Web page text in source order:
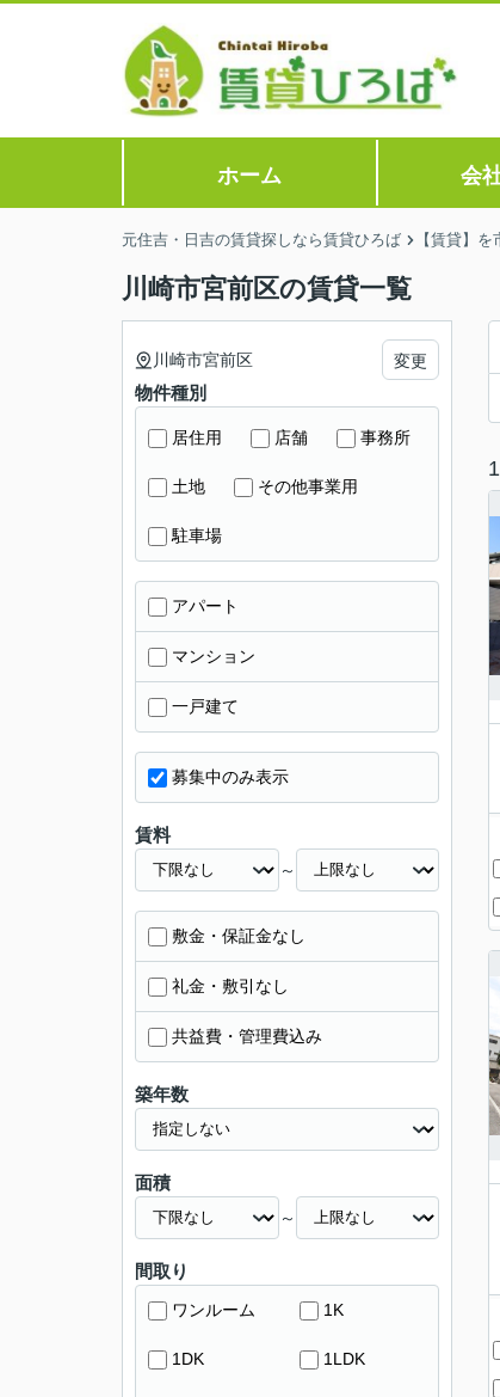
ホーム 会
元住吉・日吉の賃貸探しなら賃貸ひろば 【賃貸】
川崎市宮前区の賃貸一覧
川崎市宮前区 変更
物件種別
居住用 店舗 事務所
土地 その他事業用
駐車場
アパート
マンション
一戸建て
募集中のみ表示
賃料
～
敷金・保証金なし
礼金・敷引なし
共益費・管理費込み
築年数
面積
～
間取り
ワンルーム 1K
1DK 1LDK